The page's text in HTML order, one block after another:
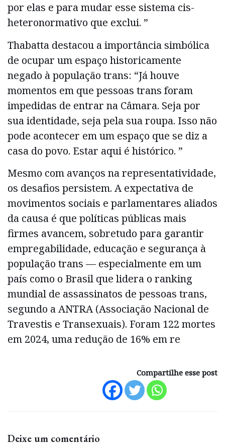
por elas e para mudar esse sistema cis-
heteronormativo que exclui. ”
Thabatta destacou a importância simbólica
de ocupar um espaço historicamente
negado à população trans: “Já houve
momentos em que pessoas trans foram
impedidas de entrar na Câmara. Seja por
sua identidade, seja pela sua roupa. Isso não
pode acontecer em um espaço que se diz a
casa do povo. Estar aqui é histórico. ”
Mesmo com avanços na representatividade,
os desafios persistem. A expectativa de
movimentos sociais e parlamentares aliados
da causa é que políticas públicas mais
firmes avancem, sobretudo para garantir
empregabilidade, educação e segurança à
população trans — especialmente em um
país como o Brasil que lidera o ranking
mundial de assassinatos de pessoas trans,
segundo a ANTRA (Associação Nacional de
Travestis e Transexuais). Foram 122 mortes
em 2024, uma redução de 16% em re
Compartilhe esse post
Deixe um comentário